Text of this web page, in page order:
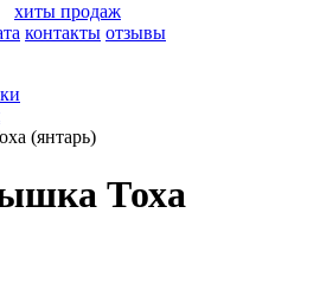
хиты продаж
контакты отзывы
(янтарь)
Тоха